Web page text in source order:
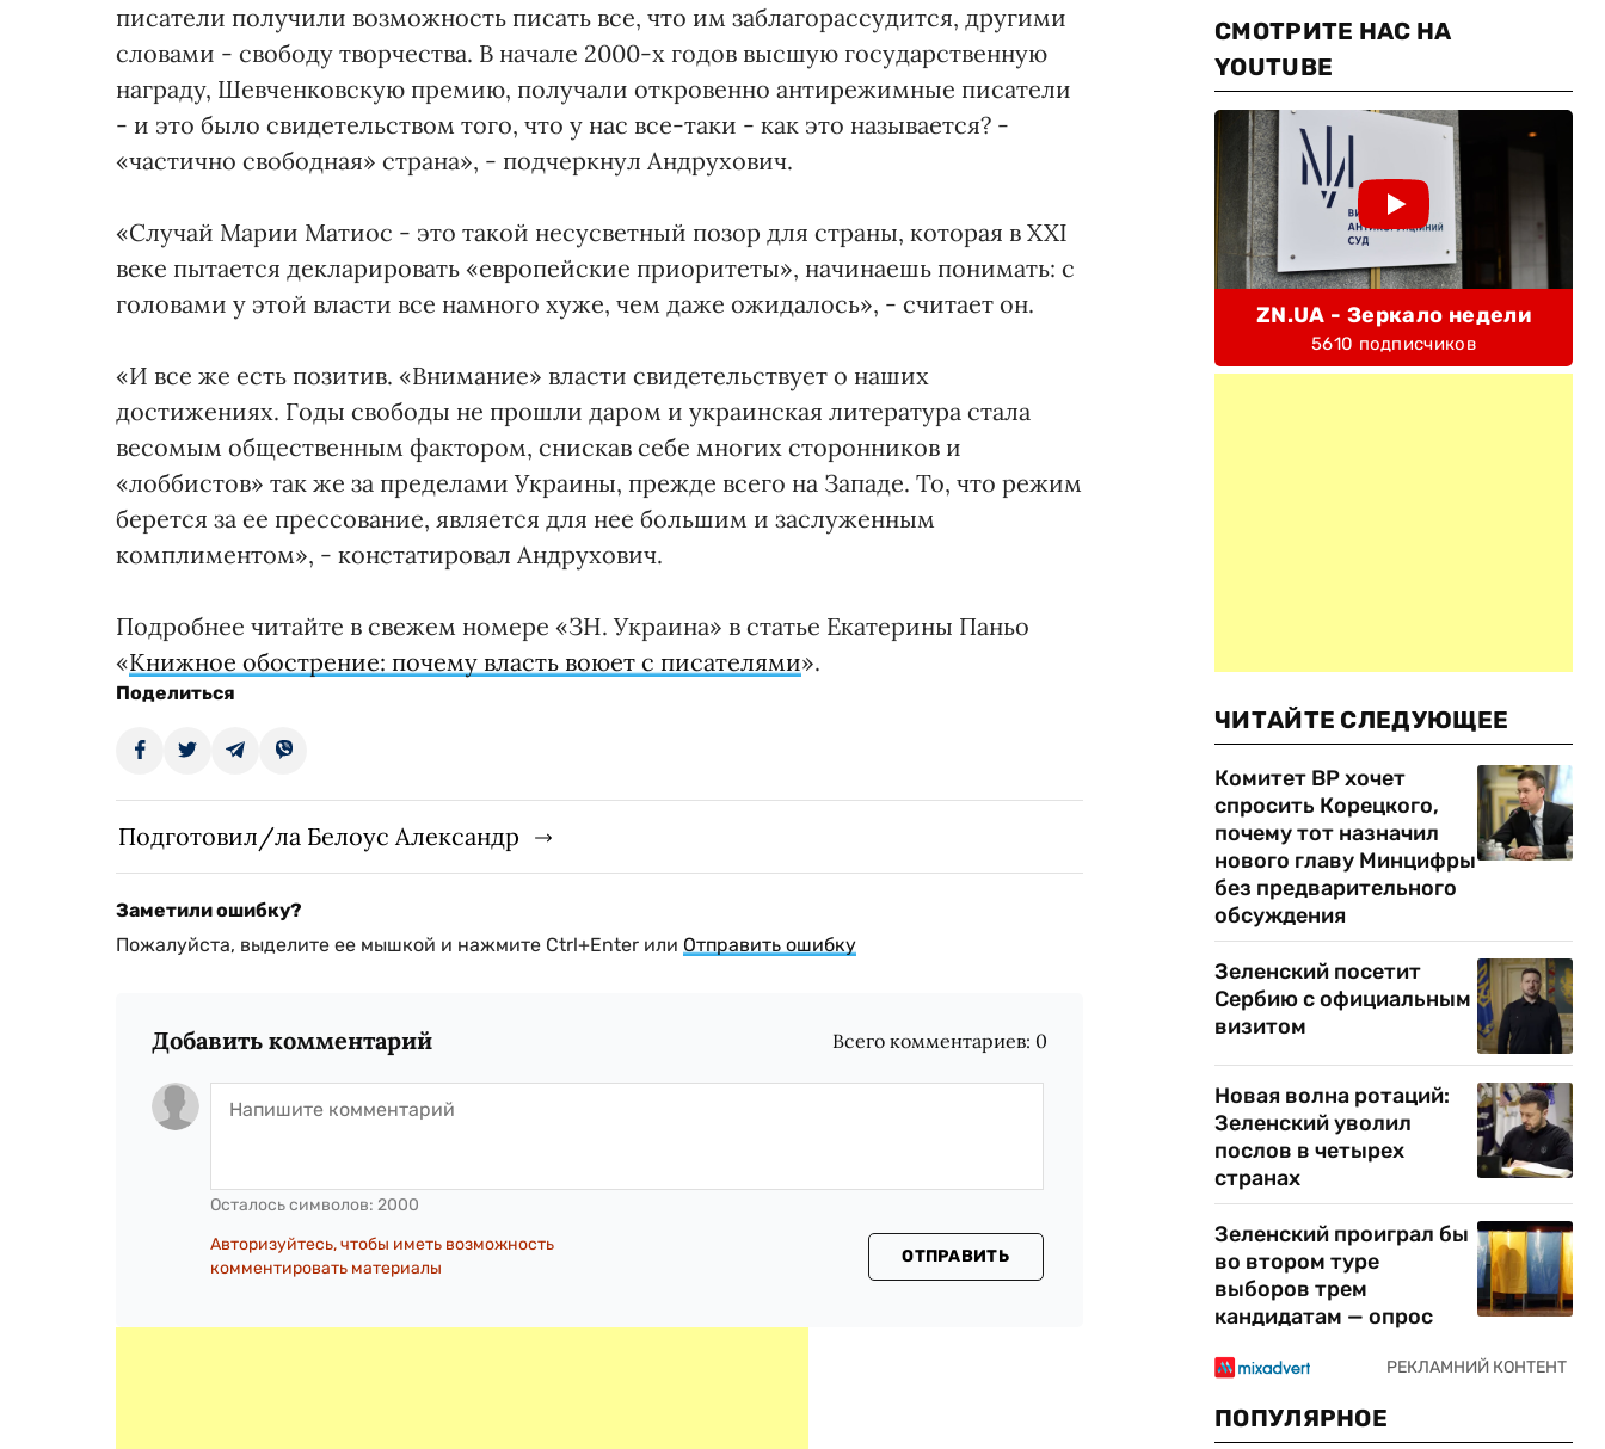
писатели получили возможность писать все, что им заблагорассудится, другими
словами - свободу творчества. В начале 2000-х годов высшую государственную
награду, Шевченковскую премию, получали откровенно антирежимные писатели
- и это было свидетельством того, что у нас все-таки - как это называется? -
«частично свободная» страна», - подчеркнул Андрухович.
«Случай Марии Матиос - это такой несусветный позор для страны, которая в XXI
веке пытается декларировать «европейские приоритеты», начинаешь понимать: с
головами у этой власти все намного хуже, чем даже ожидалось», - считает он.
«И все же есть позитив. «Внимание» власти свидетельствует о наших
достижениях. Годы свободы не прошли даром и украинская литература стала
весомым общественным фактором, снискав себе многих сторонников и
«лоббистов» так же за пределами Украины, прежде всего на Западе. То, что режим
берется за ее прессование, является для нее большим и заслуженным
комплиментом», - констатировал Андрухович.
Подробнее читайте в свежем номере «ЗН. Украина» в статье Екатерины Паньо
«Книжное обострение: почему власть воюет с писателями».
Поделиться
Подготовил/ла Белоус Александр
Заметили ошибку?
Пожалуйста, выделите ее мышкой и нажмите Ctrl+Enter или Отправить ошибку
Добавить комментарий Всего комментариев: 0
Осталось символов: 2000
Авторизуйтесь, чтобы иметь возможность
комментировать материалы
ОТПРАВИТЬ
СМОТРИТЕ НАС НА
YOUTUBE
ZN.UA - Зеркало недели
5610 подписчиков
ЧИТАЙТЕ СЛЕДУЮЩЕЕ
Комитет ВР хочет
спросить Корецкого,
почему тот назначил
нового главу Минцифры
без предварительного
обсуждения
Зеленский посетит
Сербию с официальным
визитом
Новая волна ротаций:
Зеленский уволил
послов в четырех
странах
Зеленский проиграл бы
во втором туре
выборов трем
кандидатам — опрос
ПОПУЛЯРНОЕ